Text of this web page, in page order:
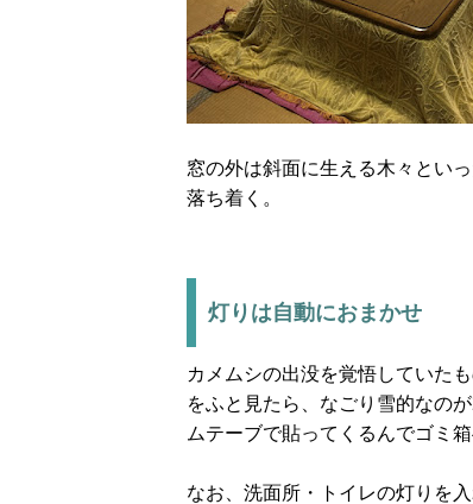
窓の外は斜面に生える木々とい
落ち着く。
灯りは自動におまかせ
カメムシの出没を覚悟していた
をふと見たら、なごり雪的なの
ムテーブで貼ってくるんでゴミ箱
なお、洗面所・トイレの灯りを